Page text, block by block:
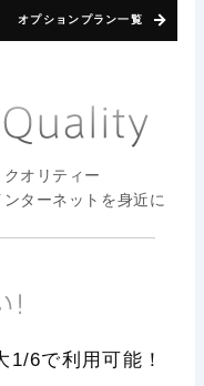
オプションプラン一覧
オリティー
ターネットを身近に
1/6で利用可能！